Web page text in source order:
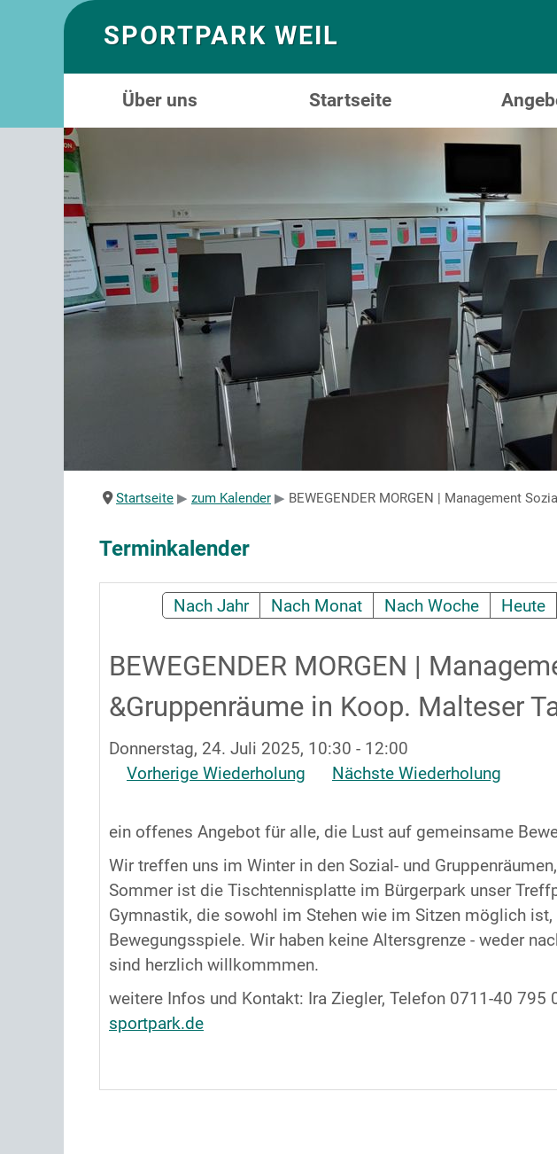
SPORTPARK WEIL
Über uns Startseite
Startseite zum Kalender BEWEGENDER MORGEN | Management
Terminkalender
Nach Jahr Nach Monat Nach Woche Heute
BEWEGENDER MORGEN |
&Gruppenräume in Koop. Malteser
Donnerstag, 24. Juli 2025, 10:30 - 12:00
Vorherige Wiederholung
Nächste Wiederholung
ein offenes Angebot für alle, die Lust auf gemeinsame
Wir treffen uns im Winter in den Sozial- und
Sommer ist die Tischtennisplatte im Bürgerpark unser
Gymnastik, die sowohl im Stehen wie im Sitzen möglich
Bewegungsspiele. Wir haben keine Altersgrenze - weder
sind herzlich willkommmen.
weitere Infos und Kontakt: Ira Ziegler, Telefon 0711-40 795
sportpark.de